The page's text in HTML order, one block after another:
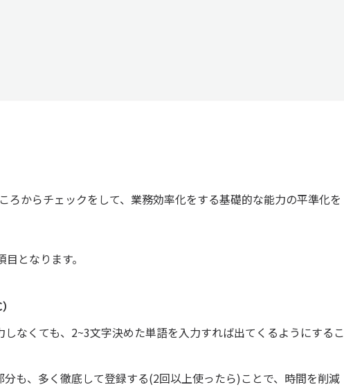
ろからチェックをして、業務効率化をする基礎的な能力の平準化を
となります。
なくても、2~3文字決めた単語を入力すれば出てくるようにするこ
も、多く徹底して登録する(2回以上使ったら)ことで、時間を削減